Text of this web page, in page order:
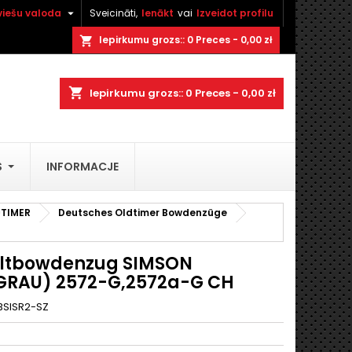
Sveicināti, Ienākt vai Izveidot profilu
valoda 
shopping_cart Iepirkumu grozs:: 0 Preces - 0,00 zł
shopping_cart Iepirkumu grozs:: 0 Preces - 0,00 zł
INFORMACJE
Deutsches Oldtimer Bowdenzüge
SIMSON
2572-G,2572a-G CH
SZ